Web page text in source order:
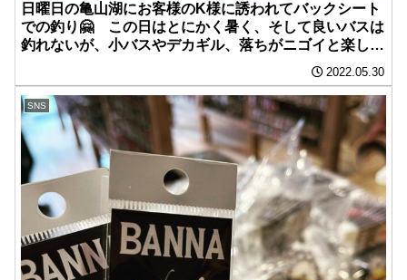
日曜日の亀山湖にお客様のK様に誘われてバックシート
での釣り🤗 この日はとにかく暑く、そして良いバスは
釣れないが、小バスやデカギル、落ちがニゴイと楽しい
2022.05.30
SNS